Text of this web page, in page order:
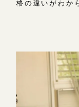
用語集
格の違いがわか
京都店
広島店